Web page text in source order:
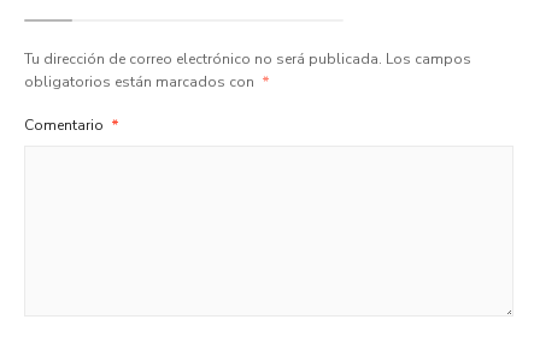
Tu dirección de correo electrónico no será publicada. Los campos
obligatorios están marcados con *
Comentario *